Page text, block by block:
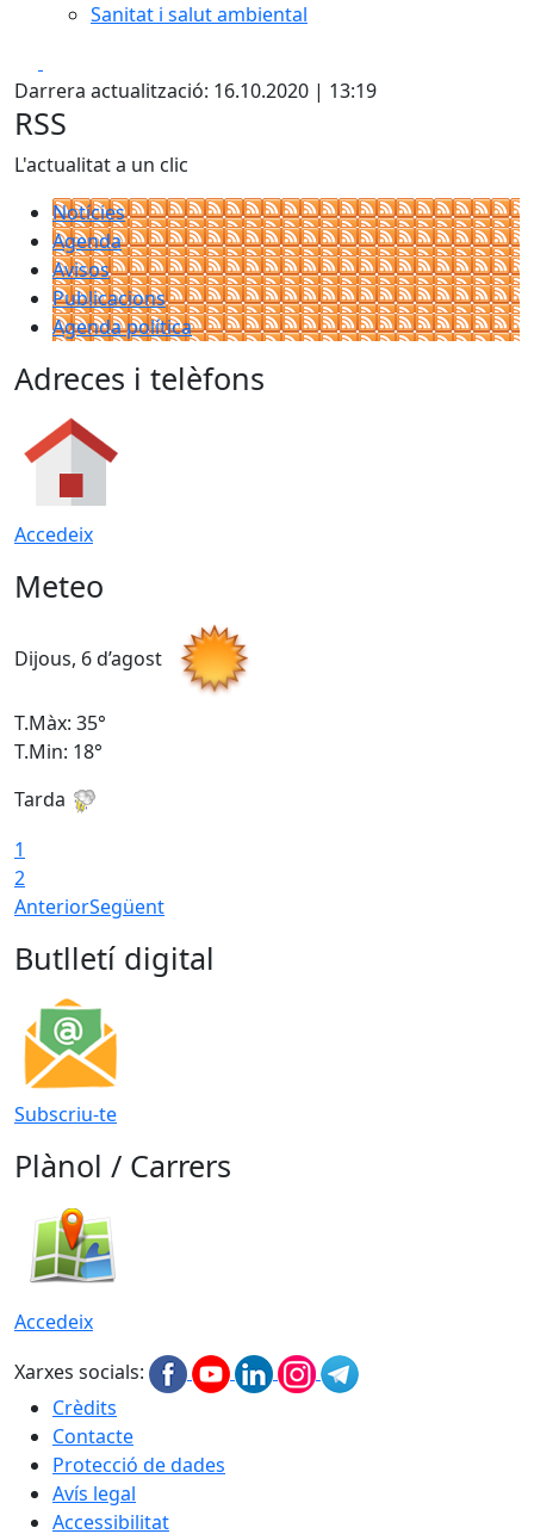
Sanitat i salut ambiental
Darrera actualització: 16.10.2020 | 13:19
RSS
L'actualitat a un clic
Notícies
Agenda
Avisos
Publicacions
Agenda política
Adreces i telèfons
Accedeix
Meteo
Dijous, 6 d’agost
T.Màx: 35°
T.Min: 18°
Tarda
1
2
AnteriorSegüent
Butlletí digital
Subscriu-te
Plànol / Carrers
Accedeix
Xarxes socials:
Crèdits
Contacte
Protecció de dades
Avís legal
Accessibilitat